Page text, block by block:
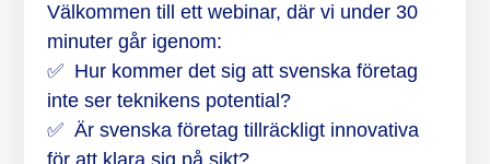
Välkommen till ett webinar, där vi under 30
minuter går igenom:
✅ Hur kommer det sig att svenska företag
inte ser teknikens potential?
✅ Är svenska företag tillräckligt innovativa
för att klara sig på sikt?